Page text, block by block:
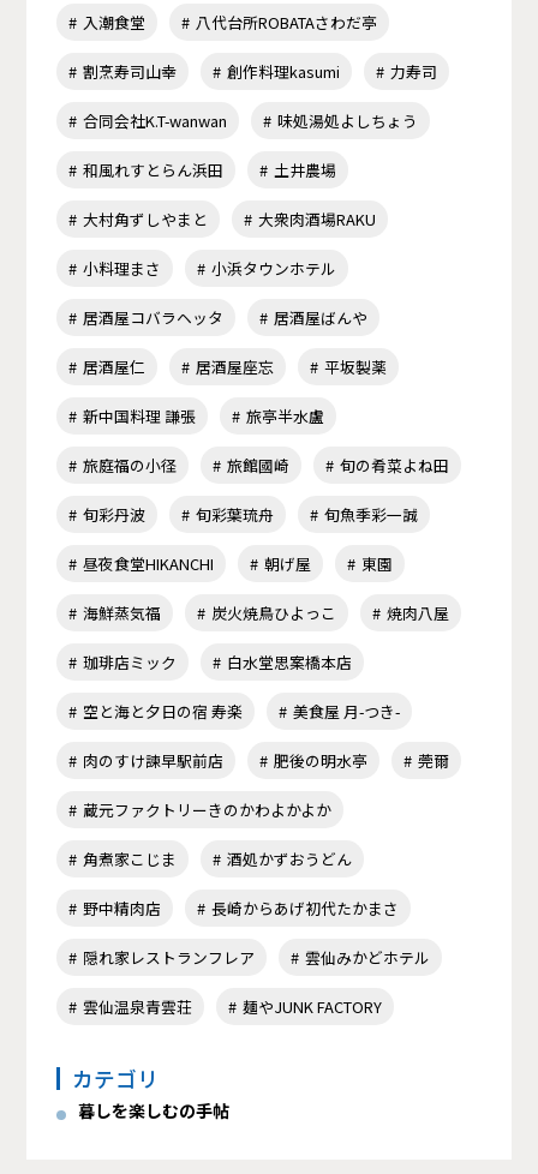
入潮食堂 八代台所ROBATAさわだ亭
割烹寿司山幸 創作料理kasumi 力寿司
合同会社K.T-wanwan 味処湯処よしちょう
和風れすとらん浜田 土井農場
大村角ずしやまと 大衆肉酒場RAKU
小料理まさ 小浜タウンホテル
居酒屋コバラヘッタ 居酒屋ばんや
居酒屋仁 居酒屋座忘 平坂製薬
新中国料理 謙張 旅亭半水盧
旅庭福の小径 旅館國崎 旬の肴菜よね田
旬彩丹波 旬彩葉琉舟 旬魚季彩一誠
昼夜食堂HIKANCHI 朝げ屋 東園
海鮮蒸気福 炭火焼鳥ひよっこ 焼肉八屋
珈琲店ミック 白水堂思案橋本店
空と海と夕日の宿 寿楽 美食屋 月-つき-
肉のすけ諫早駅前店 肥後の明水亭 莞爾
蔵元ファクトリーきのかわよかよか
角煮家こじま 酒処かずおうどん
野中精肉店 長崎からあげ初代たかまさ
隠れ家レストランフレア 雲仙みかどホテル
雲仙温泉青雲荘 麺やJUNK FACTORY
カテゴリ
暮しを楽しむの手帖